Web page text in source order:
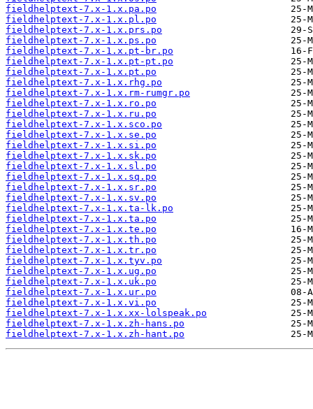
fieldhelptext-7.x-1.x.pa.po
fieldhelptext-7.x-1.x.pl.po
fieldhelptext-7.x-1.x.prs.po
fieldhelptext-7.x-1.x.ps.po
fieldhelptext-7.x-1.x.pt-br.po
fieldhelptext-7.x-1.x.pt-pt.po
fieldhelptext-7.x-1.x.pt.po
fieldhelptext-7.x-1.x.rhg.po
fieldhelptext-7.x-1.x.rm-rumgr.po
fieldhelptext-7.x-1.x.ro.po
fieldhelptext-7.x-1.x.ru.po
fieldhelptext-7.x-1.x.sco.po
fieldhelptext-7.x-1.x.se.po
fieldhelptext-7.x-1.x.si.po
fieldhelptext-7.x-1.x.sk.po
fieldhelptext-7.x-1.x.sl.po
fieldhelptext-7.x-1.x.sq.po
fieldhelptext-7.x-1.x.sr.po
fieldhelptext-7.x-1.x.sv.po
fieldhelptext-7.x-1.x.ta-lk.po
fieldhelptext-7.x-1.x.ta.po
fieldhelptext-7.x-1.x.te.po
fieldhelptext-7.x-1.x.th.po
fieldhelptext-7.x-1.x.tr.po
fieldhelptext-7.x-1.x.tyv.po
fieldhelptext-7.x-1.x.ug.po
fieldhelptext-7.x-1.x.uk.po
fieldhelptext-7.x-1.x.ur.po
fieldhelptext-7.x-1.x.vi.po
fieldhelptext-7.x-1.x.xx-lolspeak.po
fieldhelptext-7.x-1.x.zh-hans.po
fieldhelptext-7.x-1.x.zh-hant.po